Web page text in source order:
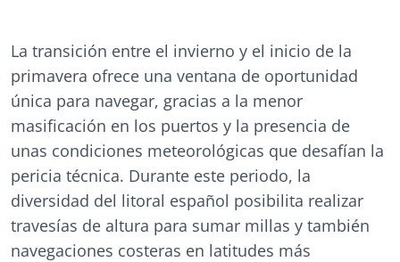
La transición entre el invierno y el inicio de la
primavera ofrece una ventana de oportunidad
única para navegar, gracias a la menor
masificación en los puertos y la presencia de
unas condiciones meteorológicas que desafían la
pericia técnica. Durante este periodo, la
diversidad del litoral español posibilita realizar
travesías de altura para sumar millas y también
navegaciones costeras en latitudes más